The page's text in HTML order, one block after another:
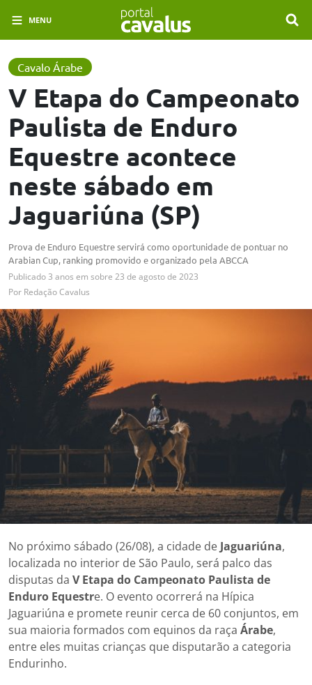
MENU
Cavalo Árabe
V Etapa do Campeonato
Paulista de Enduro
Equestre acontece
neste sábado em
Jaguariúna (SP)
Prova de Enduro Equestre servirá como oportunidade de pontuar no
Arabian Cup, ranking promovido e organizado pela ABCCA
Publicado3 anos em sobre 23 de agosto de 2023
Por Redação Cavalus
No próximo sábado (26/08), a cidade de Jaguariúna,
localizada no interior de São Paulo, será palco das
disputas da V Etapa do Campeonato Paulista de
Enduro Equestre. O evento ocorrerá na Hípica
Jaguariúna e promete reunir cerca de 60 conjuntos, em
sua maioria formados com equinos da raça Árabe,
entre eles muitas crianças que disputarão a categoria
Endurinho.